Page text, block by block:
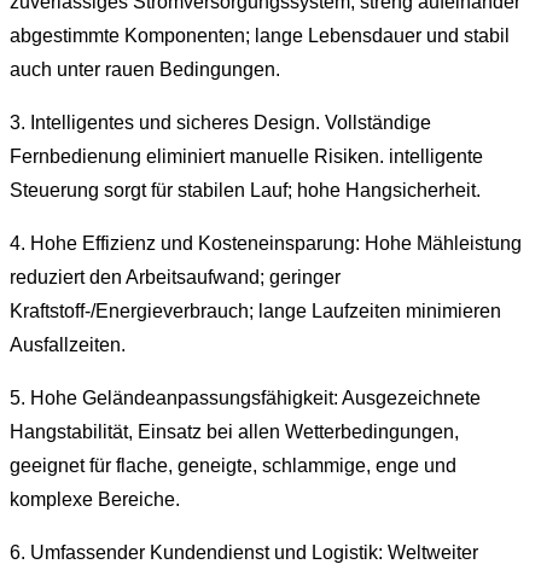
abgestimmte Komponenten; lange Lebensdauer und stabil
auch unter rauen Bedingungen.
3. Intelligentes und sicheres Design. Vollständige
Fernbedienung eliminiert manuelle Risiken. intelligente
Steuerung sorgt für stabilen Lauf; hohe Hangsicherheit.
4. Hohe Effizienz und Kosteneinsparung: Hohe Mähleistung
reduziert den Arbeitsaufwand; geringer
Kraftstoff-/Energieverbrauch; lange Laufzeiten minimieren
Ausfallzeiten.
5. Hohe Geländeanpassungsfähigkeit: Ausgezeichnete
Hangstabilität, Einsatz bei allen Wetterbedingungen,
geeignet für flache, geneigte, schlammige, enge und
komplexe Bereiche.
6. Umfassender Kundendienst und Logistik: Weltweiter